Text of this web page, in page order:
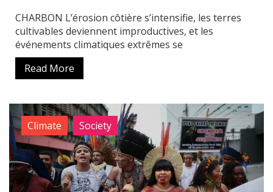
CHARBON L’érosion côtière s’intensifie, les terres
cultivables deviennent improductives, et les
événements climatiques extrêmes se
Read More
Climate Society